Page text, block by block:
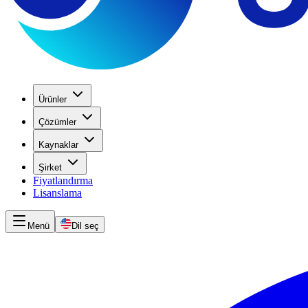
Ürünler
Çözümler
Kaynaklar
Şirket
Fiyatlandırma
Lisanslama
Menü Dil seç